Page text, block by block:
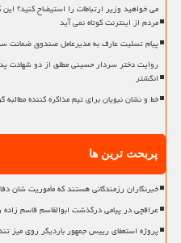
می خواهید وزیر ارتباطات را استیضاح کنید؟ این
مردم از اینترنت کوتاه نمی آید
پیام تسلیت عارف به مدیرعامل صندوق ضمانت
روایت دختر سردار حسینی مطلق از دو شهادت
انگشتر
خط و نشان نبویان برای تیم مذاکره کننده مطالبه
پربحث ترین ها
خبرنگاران رزمندگانی هستند که مأموریت شان
عراقچی در پیامی درگذشت ابوالقاسم قاسم
پروژه استعفای رییس جمهور باردیگر روی میز